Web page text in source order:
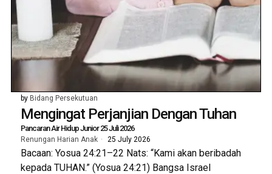
by Bidang Persekutuan
Mengingat Perjanjian Dengan Tuhan
Pancaran Air Hidup Junior 25 Juli 2026
Renungan Harian Anak 25 July 2026
Bacaan: Yosua 24:21–22 Nats: “Kami akan beribadah
kepada TUHAN.” (Yosua 24:21) Bangsa Israel